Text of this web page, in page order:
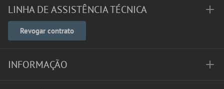
LINHA DE ASSISTÊNCIA TÉCNICA
Revogar contrato
INFORMAÇÃO